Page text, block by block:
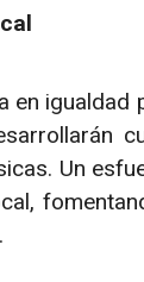
en igualdad
Un